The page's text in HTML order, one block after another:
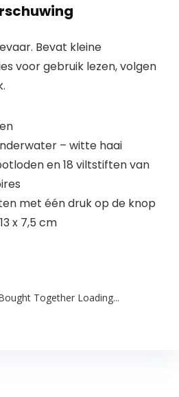
Bevat kleine
voor gebruik lezen, volgen
– witte haai
en 18 viltstiften van
met één druk op de knop
x 7,5 cm
Together Loading...